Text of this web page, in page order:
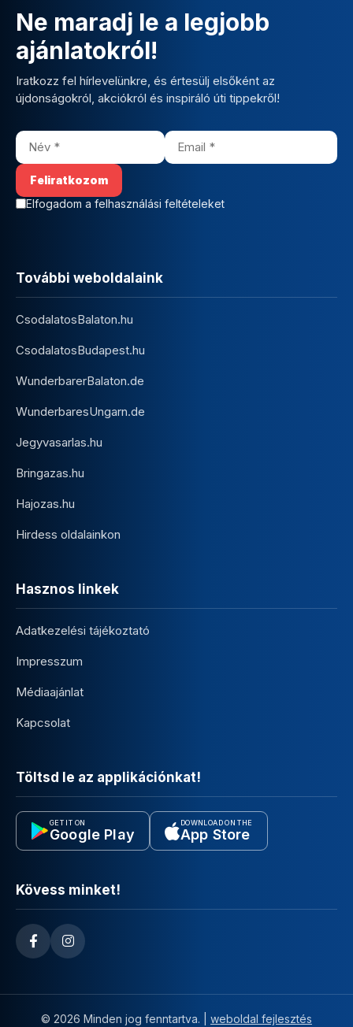
Ne maradj le a legjobb
ajánlatokról!
Iratkozz fel hírlevelünkre, és értesülj elsőként az
újdonságokról, akciókról és inspiráló úti tippekről!
Elfogadom a felhasználási feltételeket
További weboldalaink
CsodalatosBalaton.hu
CsodalatosBudapest.hu
WunderbarerBalaton.de
WunderbaresUngarn.de
Jegyvasarlas.hu
Bringazas.hu
Hajozas.hu
Hirdess oldalainkon
Hasznos linkek
Adatkezelési tájékoztató
Impresszum
Médiaajánlat
Kapcsolat
Töltsd le az applikációnkat!
GET IT ON
Google Play
DOWNLOAD ON THE
App Store
Kövess minket!
© 2026 Minden jog fenntartva. | weboldal fejlesztés